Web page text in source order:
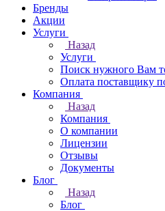
Бренды
Акции
Услуги
Назад
Услуги
Поиск нужного Вам
Оплата поставщику
Компания
Назад
Компания
О компании
Лицензии
Отзывы
Документы
Блог
Назад
Блог